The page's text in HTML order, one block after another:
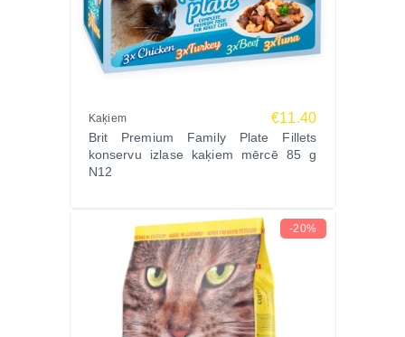
Kaķiem €11.40
Brit Premium Family Plate Fillets
konservu izlase kaķiem mērcē 85 g
N12
-20%